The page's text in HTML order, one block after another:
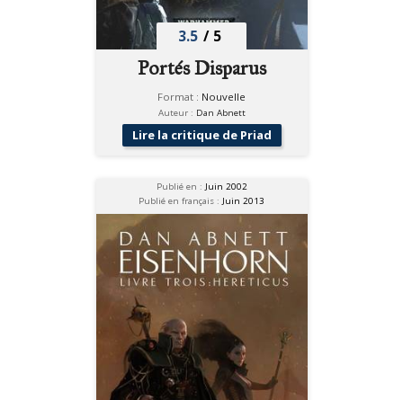
3.5 / 5
Portés Disparus
Format : Nouvelle
Auteur : Dan Abnett
Lire la critique de Priad
Publié en : Juin 2002
Publié en français : Juin 2013